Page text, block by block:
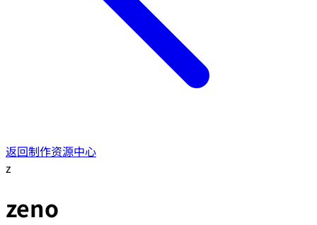
返回制作资源中心
z
zeno